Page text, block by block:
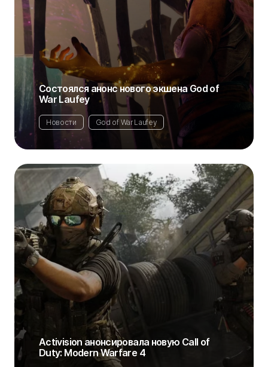
Состоялся анонс нового экшена God of
War Laufey
Новости God of War Laufey
Activision анонсировала новую Call of
Duty: Modern Warfare 4